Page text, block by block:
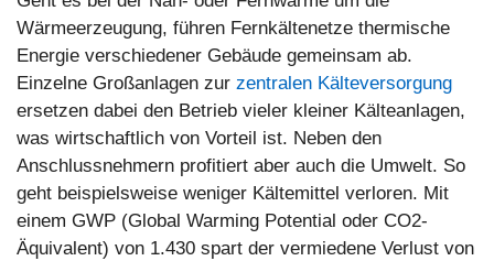
Wärmeerzeugung, führen Fernkältenetze thermische
Energie verschiedener Gebäude gemeinsam ab.
Einzelne Großanlagen zur zentralen Kälteversorgung
ersetzen dabei den Betrieb vieler kleiner Kälteanlagen,
was wirtschaftlich von Vorteil ist. Neben den
Anschlussnehmern profitiert aber auch die Umwelt. So
geht beispielsweise weniger Kältemittel verloren. Mit
einem GWP (Global Warming Potential oder CO2-
Äquivalent) von 1.430 spart der vermiedene Verlust von